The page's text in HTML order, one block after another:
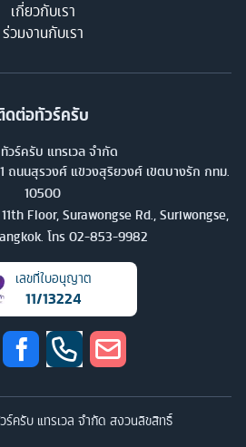
เกี่ยวกับเรา
ร่วมงานกับเรา
ดต่อทัวร์ครับ
วร์ครับ แทรเวล จำกัด
ถนนสุรวงศ์ แขวงสุริยวงศ์ เขตบางรัก กทม.
10500
Floor, Surawongse Rd., Suriwongse,
โทร 02-853-9982
เลขที่ใบอนุญาต
11/13224
ครับ แทรเวล จำกัด สงวนลิขสิทธิ์